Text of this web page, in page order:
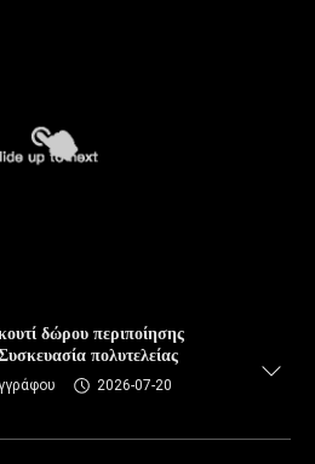
δώρου περιποίησης
πολυτελείας
2026-07-20